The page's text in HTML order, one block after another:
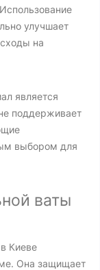
улучшает
на
является
поддерживает
выбором для
ваты
Киеве
Она защищает